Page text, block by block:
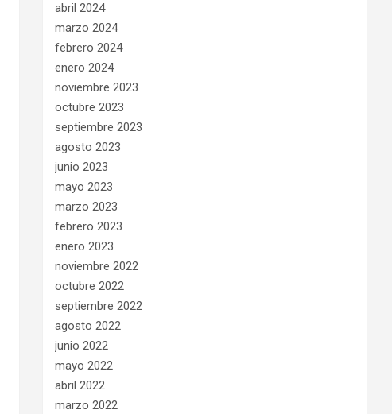
abril 2024
marzo 2024
febrero 2024
enero 2024
noviembre 2023
octubre 2023
septiembre 2023
agosto 2023
junio 2023
mayo 2023
marzo 2023
febrero 2023
enero 2023
noviembre 2022
octubre 2022
septiembre 2022
agosto 2022
junio 2022
mayo 2022
abril 2022
marzo 2022